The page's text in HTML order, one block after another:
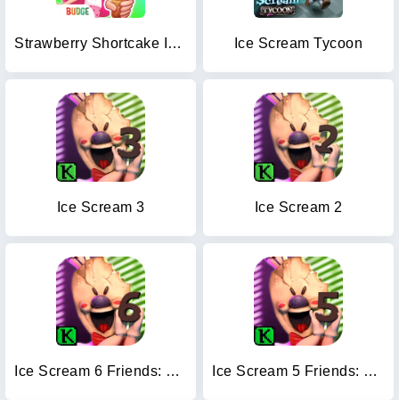
Strawberry Shortcake Ice Cream Ice Scream Tycoon
Ice Scream 3 Ice Scream 2
Ice Scream 6 Friends: Charlie Ice Scream 5 Friends: Mike